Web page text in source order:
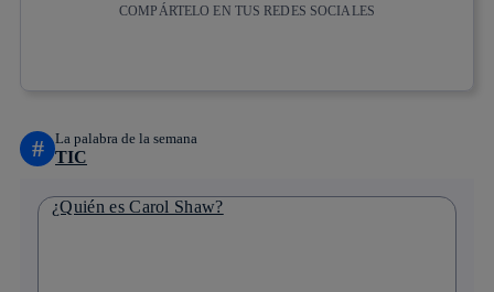
COMPÁRTELO EN TUS REDES SOCIALES
# La palabra de la semana
TIC
¿Quién es Carol Shaw?